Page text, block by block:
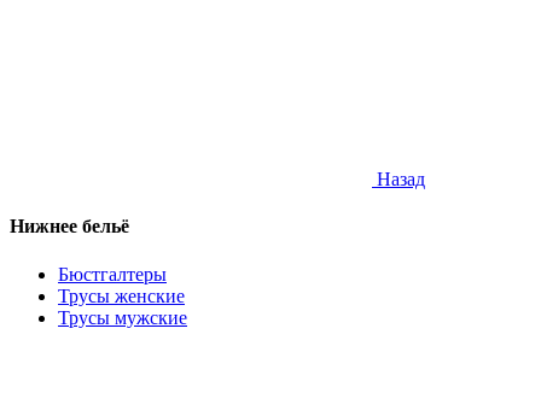
Назад
Нижнее бельё
Бюстгалтеры
Трусы женские
Трусы мужские